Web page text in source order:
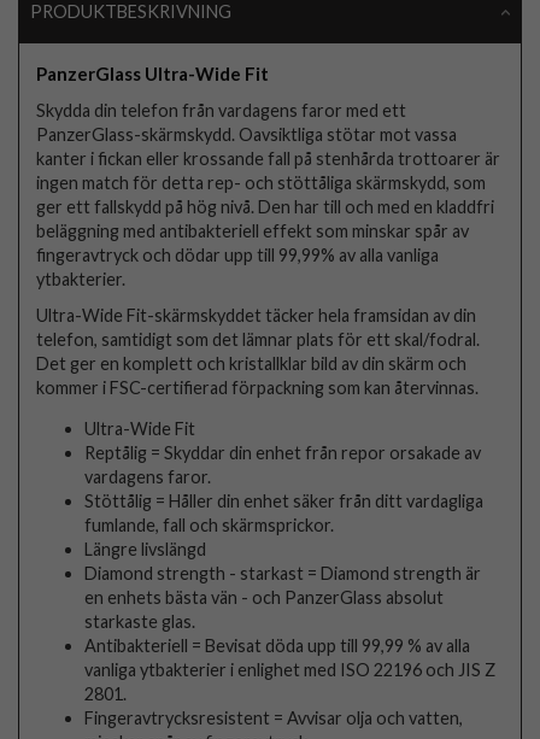
PRODUKTBESKRIVNING
PanzerGlass Ultra-Wide Fit
Skydda din telefon från vardagens faror med ett
PanzerGlass-skärmskydd. Oavsiktliga stötar mot vassa
kanter i fickan eller krossande fall på stenhårda trottoarer är
ingen match för detta rep- och stöttåliga skärmskydd, som
ger ett fallskydd på hög nivå. Den har till och med en kladdfri
beläggning med antibakteriell effekt som minskar spår av
fingeravtryck och dödar upp till 99,99% av alla vanliga
ytbakterier.
Ultra-Wide Fit-skärmskyddet täcker hela framsidan av din
telefon, samtidigt som det lämnar plats för ett skal/fodral.
Det ger en komplett och kristallklar bild av din skärm och
kommer i FSC-certifierad förpackning som kan återvinnas.
Ultra-Wide Fit
Reptålig = Skyddar din enhet från repor orsakade av
vardagens faror.
Stöttålig = Håller din enhet säker från ditt vardagliga
fumlande, fall och skärmsprickor.
Längre livslängd
Diamond strength - starkast = Diamond strength är
en enhets bästa vän - och PanzerGlass absolut
starkaste glas.
Antibakteriell = Bevisat döda upp till 99,99 % av alla
vanliga ytbakterier i enlighet med ISO 22196 och JIS Z
2801.
Fingeravtrycksresistent = Avvisar olja och vatten,